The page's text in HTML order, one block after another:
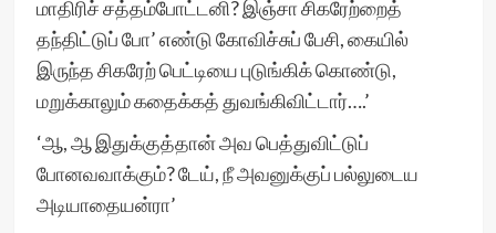
மாதிரிச் சத்தம்போட்டனி? இஞ்சா சிகரேற்றைத்
தந்திட்டுப் போ’ எண்டு கோவிச்சுப் பேசி, கையில்
இருந்த சிகரேற் பெட்டியை புடுங்கிக் கொண்டு,
மறுக்காலும் கதைக்கத் துவங்கிவிட்டார்….’
‘ஆ, ஆ இதுக்குத்தான் அவ பெத்துவிட்டுப்
போனவவாக்கும்? டேய், நீ அவனுக்குப் பல்லுடைய
அடியாதையன்ரா’